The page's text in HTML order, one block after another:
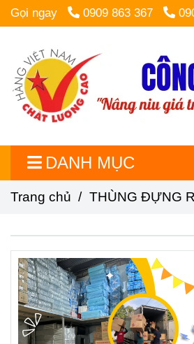
Gọi ngay 0909 863 367
DANH MỤC
Trang chủ / THÙNG ĐỰNG